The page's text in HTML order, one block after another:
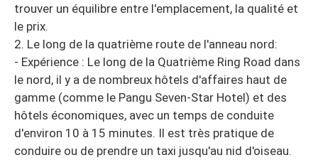
trouver un équilibre entre l'emplacement, la qualité et
le prix.
2. Le long de la quatrième route de l'anneau nord:
- Expérience : Le long de la Quatrième Ring Road dans
le nord, il y a de nombreux hôtels d'affaires haut de
gamme (comme le Pangu Seven-Star Hotel) et des
hôtels économiques, avec un temps de conduite
d'environ 10 à 15 minutes. Il est très pratique de
conduire ou de prendre un taxi jusqu'au nid d'oiseau.